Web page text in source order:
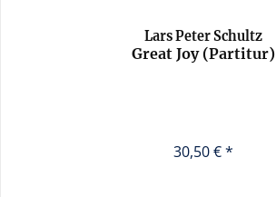
Lars Peter Schultz
Great Joy (Partitur)
30,50 € *